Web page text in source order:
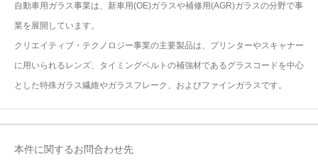
自動車用ガラス事業は、新車用(OE)ガラスや補修用(AGR)ガラスの分野で事
業を展開しています。
クリエイティブ・テクノロジー事業の主要製品は、プリンターやスキャナー
に用いられるレンズ、タイミングベルトの補強材であるグラスコードを中心
とした特殊ガラス繊維やガラスフレーク、およびファインガラスです。
本件に関するお問合わせ先